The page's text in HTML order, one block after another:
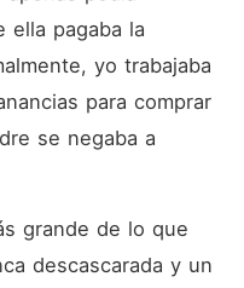
ella pagaba la
yo trabajaba
para comprar
se negaba a
grande de lo que
descascarada y un